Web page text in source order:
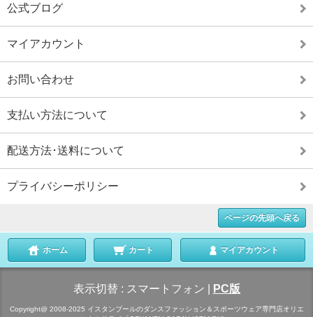
公式ブログ
マイアカウント
お問い合わせ
支払い方法について
配送方法･送料について
プライバシーポリシー
ページの先頭へ戻る
ホーム カート マイアカウント
表示切替 : スマートフォン PC版
Copyright@ 2008-2025 イスタンブールのダンスファッション＆スポーツウェア専門店オリエ